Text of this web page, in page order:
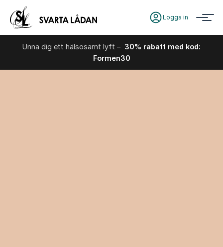
Logga in
Unna dig ett hälsosamt lyft – 30% rabatt med kod:
Formen30